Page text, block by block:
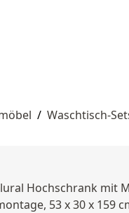
/ Waschtisch-
Hochschrank mit
53 x 30 x 159